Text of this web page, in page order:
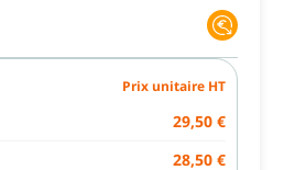
Prix unitaire HT
29,50 €
28,50 €